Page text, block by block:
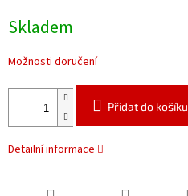
cena:
Skladem
Možnosti doručení
Přidat do košíku
Detailní informace